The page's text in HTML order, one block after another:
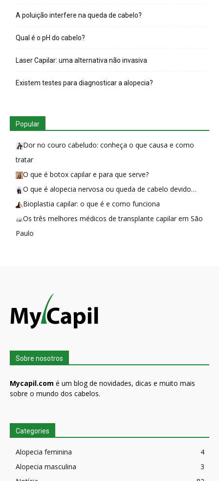
A poluição interfere na queda de cabelo?
Qual é o pH do cabelo?
Laser Capilar: uma alternativa não invasiva
Existem testes para diagnosticar a alopecia?
Popular
Dor no couro cabeludo: conheça o que causa e como
tratar
O que é botox capilar e para que serve?
O que é alopecia nervosa ou queda de cabelo devido…
Bioplastia capilar: o que é e como funciona
Os três melhores médicos de transplante capilar em São
Paulo
Sobre nosotros
Mycapil.com é um blog de novidades, dicas e muito mais
sobre o mundo dos cabelos.
Categories
Alopecia feminina
4
Alopecia masculina
3